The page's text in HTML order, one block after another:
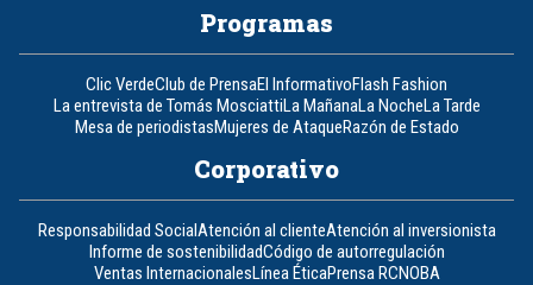
Programas
Clic VerdeClub de PrensaEl InformativoFlash Fashion
La entrevista de Tomás MosciattiLa MañanaLa NocheLa Tarde
Mesa de periodistasMujeres de AtaqueRazón de Estado
Corporativo
Responsabilidad SocialAtención al clienteAtención al inversionista
Informe de sostenibilidadCódigo de autorregulación
Ventas InternacionalesLínea ÉticaPrensa RCNOBA